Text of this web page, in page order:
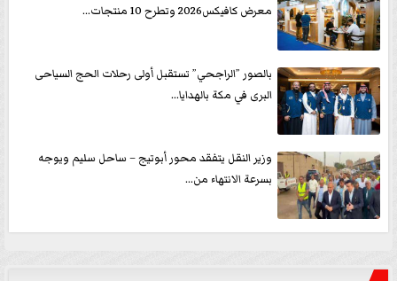
معرض كافيكس2026 وتطرح 10 منتجات...
بالصور ”الراجحي” تستقبل أولى رحلات الحج السياحى
البرى في مكة بالهدايا...
وزير النقل يتفقد محور أبوتيج – ساحل سليم ويوجه
بسرعة الانتهاء من...